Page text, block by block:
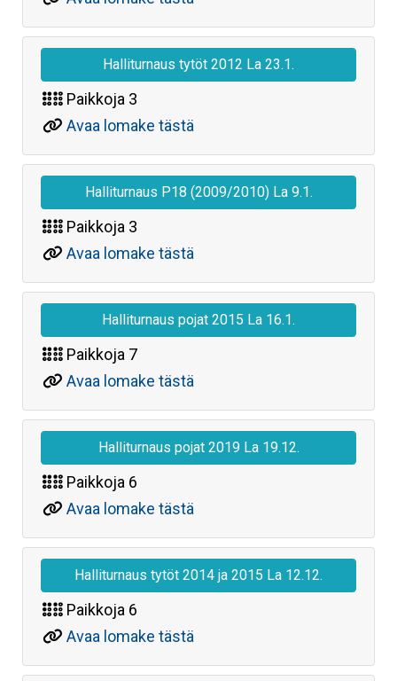
Halliturnaus tytöt 2012 La 23.1.
Paikkoja 3
Avaa lomake tästä
Halliturnaus P18 (2009/2010) La 9.1.
Paikkoja 3
Avaa lomake tästä
Halliturnaus pojat 2015 La 16.1.
Paikkoja 7
Avaa lomake tästä
Halliturnaus pojat 2019 La 19.12.
Paikkoja 6
Avaa lomake tästä
Halliturnaus tytöt 2014 ja 2015 La 12.12.
Paikkoja 6
Avaa lomake tästä